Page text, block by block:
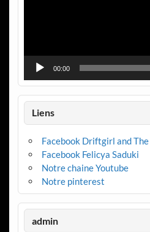
00:00
Liens
Facebook Driftgirl and
Facebook Felicya Saduki
Notre chaine Youtube
Notre pinterest
admin